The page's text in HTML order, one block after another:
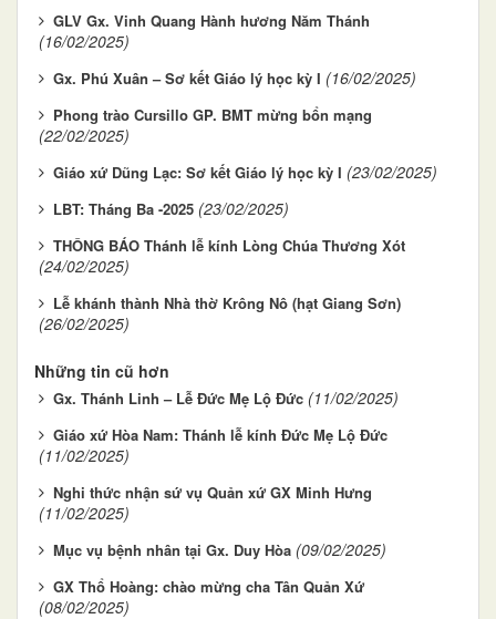
GLV Gx. Vinh Quang Hành hương Năm Thánh
(16/02/2025)
Gx. Phú Xuân – Sơ kết Giáo lý học kỳ I (16/02/2025)
Phong trào Cursillo GP. BMT mừng bổn mạng
(22/02/2025)
Giáo xứ Dũng Lạc: Sơ kết Giáo lý học kỳ I (23/02/2025)
LBT: Tháng Ba -2025 (23/02/2025)
THÔNG BÁO Thánh lễ kính Lòng Chúa Thương Xót
(24/02/2025)
Lễ khánh thành Nhà thờ Krông Nô (hạt Giang Sơn)
(26/02/2025)
Những tin cũ hơn
Gx. Thánh Linh – Lễ Đức Mẹ Lộ Đức (11/02/2025)
Giáo xứ Hòa Nam: Thánh lễ kính Đức Mẹ Lộ Đức
(11/02/2025)
Nghi thức nhận sứ vụ Quản xứ GX Minh Hưng
(11/02/2025)
Mục vụ bệnh nhân tại Gx. Duy Hòa (09/02/2025)
GX Thổ Hoàng: chào mừng cha Tân Quản Xứ
(08/02/2025)